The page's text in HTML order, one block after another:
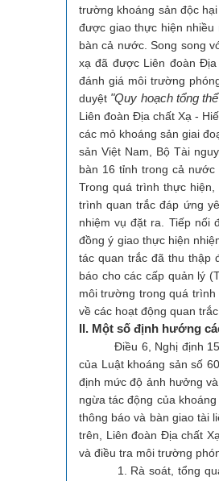
trường khoáng sản độc
được giao thực hiện nhiều
bàn cả nước. Song song
xạ đã được Liên đoàn
đánh giá môi trường
duyệt "Quy hoạch tổng
Liên đoàn Địa chất Xạ -
các mỏ khoáng sản giai
sản Việt Nam, Bộ Tài
bàn 16 tỉnh trong cả nước
Trong quá trình thực
trình quan trắc đáp ứng
nhiệm vụ đặt ra. Tiếp nối
đồng ý giao thực hiện
tác quan trắc đã thu thập
báo cho các cấp quản lý
môi trường trong quá
về các hoạt động quan
II. Một số định hướng
Điều 6, Nghị định 158/
của Luật khoáng sản số
định mức độ ảnh hưởng
ngừa tác động của
thông báo và bàn giao tài
trên, Liên đoàn Địa chất
và điều tra môi trường
1. Rà soát, tổng quan